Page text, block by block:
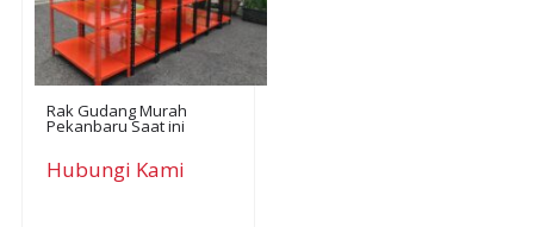
Rak Gudang Murah
Pekanbaru Saat ini
Hubungi Kami